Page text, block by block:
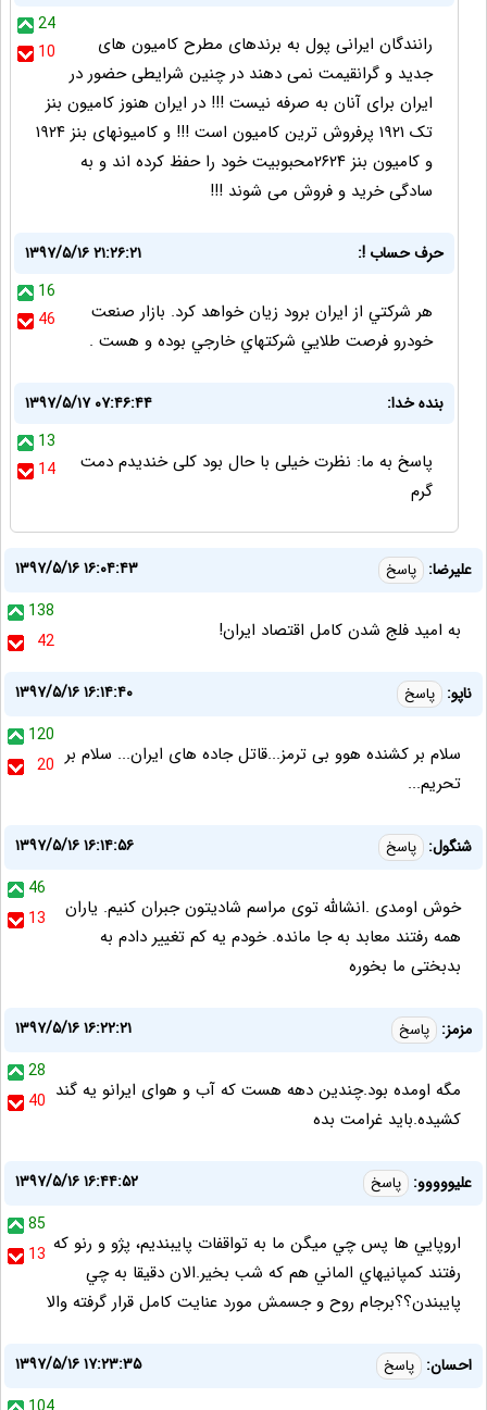
24
10
رانندگان ایرانی پول به برندهای مطرح کامیون های
جدید و گرانقیمت نمی دهند در چنین شرایطی حضور در
ایران برای آنان به صرفه نیست !!! در ایران هنوز کامیون بنز
تک ۱۹۲۱ پرفروش ترین کامیون است !!! و کامیونهای بنز ۱۹۲۴
و کامیون بنز ۲۶۲۴محبوبیت خود را حفظ کرده اند و به
سادگی خرید و فروش می شوند !!!
حرف حساب !:
۱۳۹۷/۵/۱۶ ۲۱:۲۶:۲۱
16
46
هر شركتي از ايران برود زيان خواهد كرد. بازار صنعت
خودرو فرصت طلايي شركتهاي خارجي بوده و هست .
بنده خدا:
۱۳۹۷/۵/۱۷ ۰۷:۴۶:۴۴
13
14
پاسخ به ما: نظرت خیلی با حال بود کلی خندیدم دمت
گرم
علیرضا: پاسخ
۱۳۹۷/۵/۱۶ ۱۶:۰۴:۴۳
138
42
به امید فلج شدن کامل اقتصاد ایران!
ناپو: پاسخ
۱۳۹۷/۵/۱۶ ۱۶:۱۴:۴۰
120
20 سلام بر کشنده هوو بی ترمز...قاتل جاده های ایران... سلام بر
تحریم...
شنگول: پاسخ
۱۳۹۷/۵/۱۶ ۱۶:۱۴:۵۶
46
13
خوش اومدی .انشالله توی مراسم شادیتون جبران کنیم. یاران
همه رفتند معابد به جا مانده. خودم یه کم تغییر دادم به
بدبختی ما بخوره
مزمز: پاسخ
۱۳۹۷/۵/۱۶ ۱۶:۲۲:۲۱
28
40 مگه اومده بود.چندین دهه هست که آب و هوای ایرانو یه گند
کشیده.باید غرامت بده
عليووووو: پاسخ
۱۳۹۷/۵/۱۶ ۱۶:۴۴:۵۲
85
13 اروپايي ها پس چي ميگن ما به تواقفات پايبنديم، پژو و رنو كه
رفتند كمپانيهاي الماني هم كه شب بخير.الان دقيقا به چي
پايبندن؟؟برجام روح و جسمش مورد عنايت كامل قرار گرفته والا
احسان: پاسخ
۱۳۹۷/۵/۱۶ ۱۷:۲۳:۳۵